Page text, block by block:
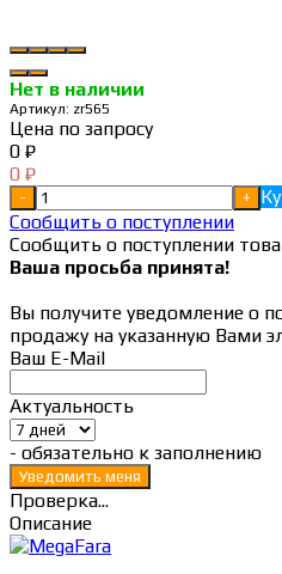
Нет в наличии
Артикул: zr565
Цена по запросу
0 ₽
0 ₽
- +
Сообщить о поступлении
Сообщить о поступлении
Ваша просьба принята!
Вы получите уведомление о
продажу на указанную Вами
Ваш E-Mail
Актуальность
- обязательно к заполнению
Проверка...
Описание